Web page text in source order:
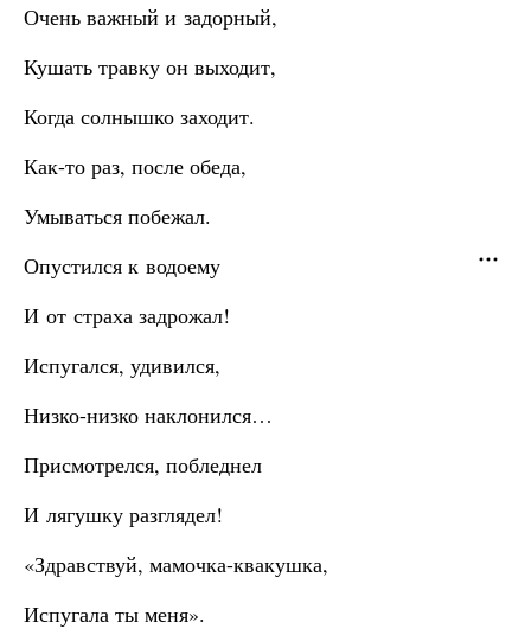
Очень важный и задорный,
Кушать травку он выходит,
Когда солнышко заходит.
Как-то раз, после обеда,
Умываться побежал.
Опустился к водоему
И от страха задрожал!
Испугался, удивился,
Низко-низко наклонился…
Присмотрелся, побледнел
И лягушку разглядел!
«Здравствуй, мамочка-квакушка,
Испугала ты меня».